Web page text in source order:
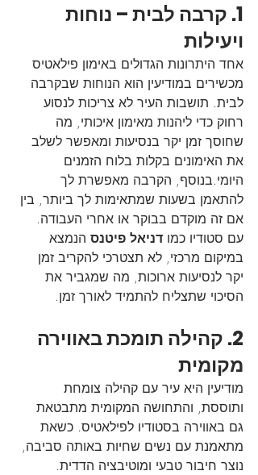
1. קרבה לבית – נוחות
ויעילות
אחד היתרונות הגדולים באימון פילאטיס
מכשירים במודיעין הוא הנוחות שבקרבה
לבית. תושבות העיר לא צריכות לנסוע
רחוק כדי ליהנות מאימון איכותי, מה
שחוסך זמן יקר בנסיעות ומאפשר לשלב
את האימונים בקלות בלוח הזמנים
היומי.בנוסף, הקרבה מאפשרת לך
להתאמן בשעות שמתאימות לך ביותר, בין
אם זה מוקדם בבוקר או אחרי העבודה.
עם סטודיו כמו דניאל פיטנס הנמצא
במיקום מרכזי, לא תצטרכי להקריב זמן
יקר לנסיעות ארוכות, מה שמגביר את
הסיכוי שתצליח להתמיד לאורך זמן.
2. קהילה תומכת באווירה
מקומית
מודיעין היא עיר עם קהילה צומחת
ותוססת, והתחושה המקומית מתבטאת
גם באווירה בסטודיו לפילאטיס. כשאת
מתאמנת עם נשים שחיות באותה סביבה,
נוצר חיבור טבעי ומוטיבציה הדדית.